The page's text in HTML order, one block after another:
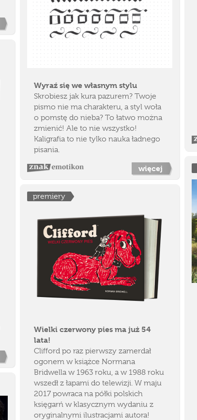
Wyraź się we własnym stylu
Skrobiesz jak kura pazurem? Twoje
pismo nie ma charakteru, a styl woła
o pomstę do nieba? To łatwo można
zmienić! Ale to nie wszystko!
Kaligrafia to nie tylko nauka ładnego
pisania.
więcej
premiery
Wielki czerwony pies ma już 54
lata!
Clifford po raz pierwszy zamerdał
ogonem w książce Normana
Bridwella w 1963 roku, a w 1988 roku
wszedł z łapami do telewizji. W maju
2017 powraca na półki polskich
księgarń w klasycznym wydaniu z
oryginalnymi ilustracjami autora!